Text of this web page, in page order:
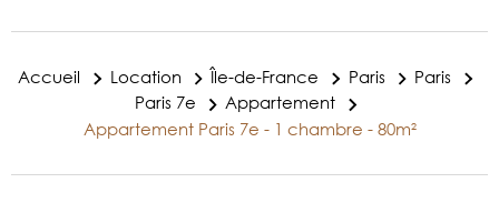
Accueil Location Île-de-France Paris
Paris
Paris 7e
Appartement
Appartement Paris 7e - 1 chambre - 80m²